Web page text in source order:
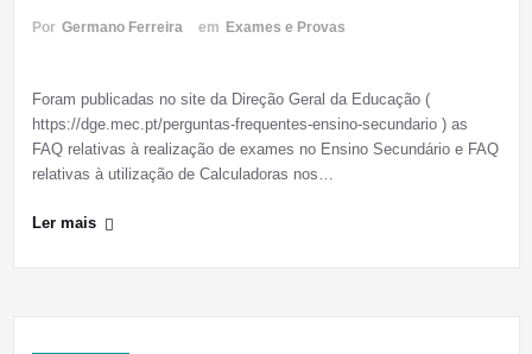
Por Germano Ferreira em Exames e Provas
Foram publicadas no site da Direção Geral da Educação (
https://dge.mec.pt/perguntas-frequentes-ensino-secundario ) as
FAQ relativas à realização de exames no Ensino Secundário e FAQ
relativas à utilização de Calculadoras nos…
Ler mais